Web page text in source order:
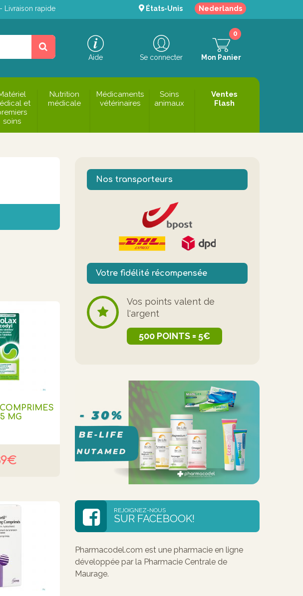
Livraison rapide États-Unis Nederlands
Aide Se connecter Mon Panier
0
et
soins
Nutrition
médicale
Médicaments
vétérinaires
Soins
animaux
Ventes
Flash
MG
Nos transporteurs
Votre fidélité récompensée
Vos points valent de
l'argent
500 POINTS = 5€
REJOIGNEZ-NOUS
SUR FACEBOOK!
Pharmacodel.com est une pharmacie en ligne
développée par la Pharmacie Centrale de
Maurage.